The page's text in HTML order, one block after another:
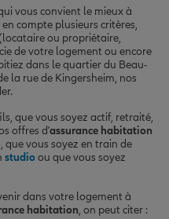
vous convient le mieux à
compte plusieurs critères,
ou propriétaire,
de votre logement ou encore
dans le quartier du Beau-
la rue de Kingersheim, nos
que vous soyez actif, retraité,
offres d'assurance habitation
que vous soyez en train de
studioou que vous soyez
dans votre logement à
habitation, on peut citer :